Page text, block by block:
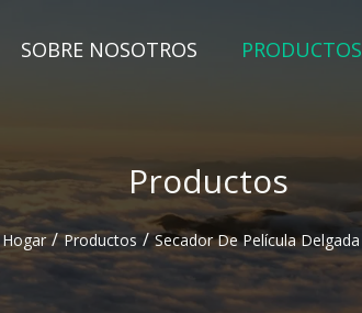
SOBRE NOSOTROS PRODUCTOS
Productos
Hogar / Productos / Secador De Película Delgada